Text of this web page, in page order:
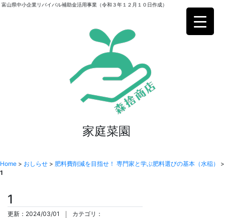
富山県中小企業リバイバル補助金活用事業（令和３年１２月１０日作成）
家庭菜園
Home > おしらせ > 肥料費削減を目指せ！ 専門家と学ぶ肥料選びの基本（水稲）
>
1
1
更新：2024/03/01 カテゴリ：